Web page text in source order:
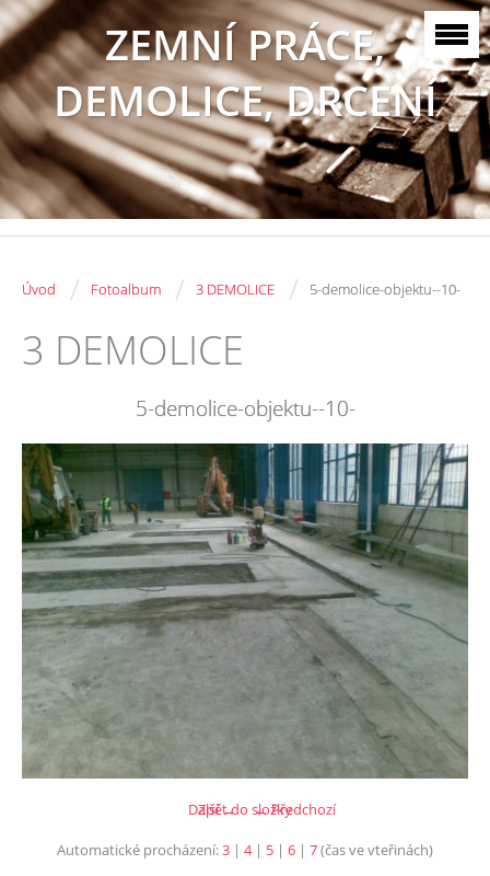
ZEMNÍ PRÁCE,
DEMOLICE, DRCENÍ
Úvod / Fotoalbum / 3 DEMOLICE / 5-demolice-objektu--10-
3 DEMOLICE
5-demolice-objektu--10-
← Předchozí
Další →
Zpět do složky
Automatické procházení:3 | 4| 5 | 6 | 7(čas ve vteřinách)